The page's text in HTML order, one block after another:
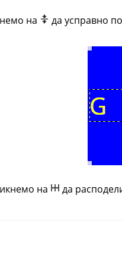
на да усправно
на да